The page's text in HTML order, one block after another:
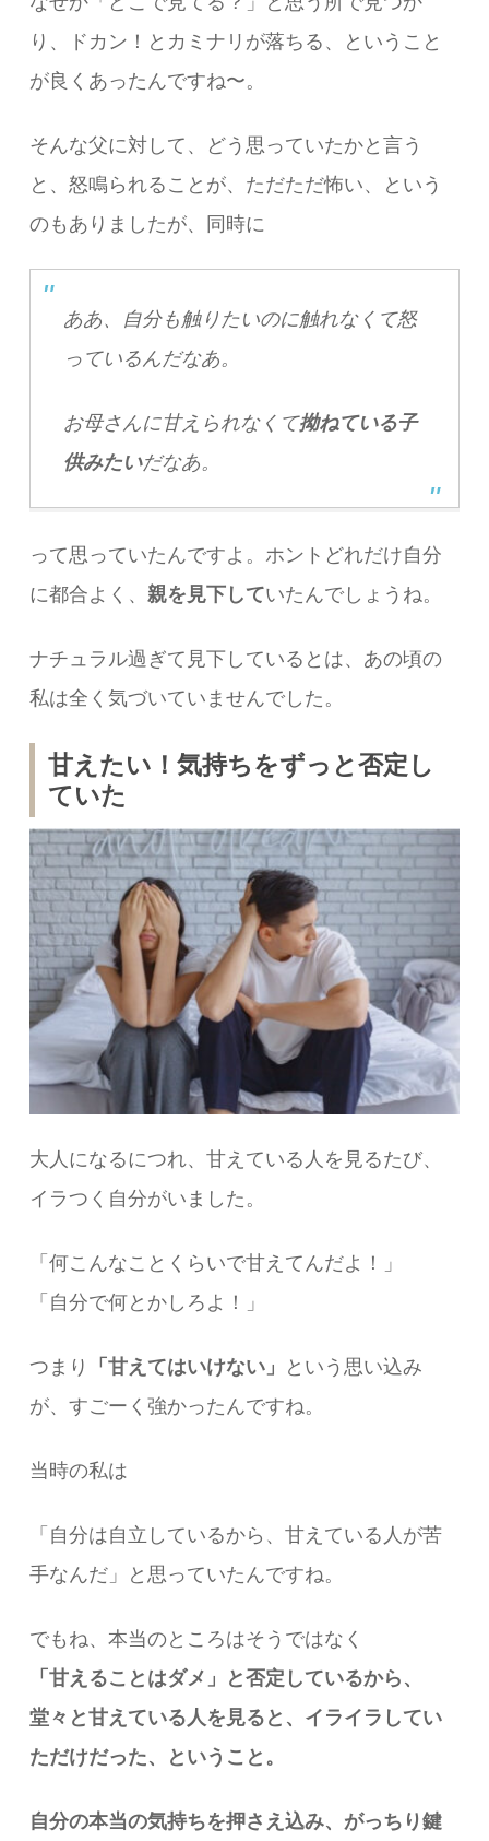
り、ドカン！とカミナリが落ちる、ということ
が良くあったんですね〜。
そんな父に対して、どう思っていたかと言う
と、怒鳴られることが、ただただ怖い、という
のもありましたが、同時に
ああ、自分も触りたいのに触れなくて怒
っているんだなあ。
お母さんに甘えられなくて拗ねている子
供みたいだなあ。
って思っていたんですよ。ホントどれだけ自分
に都合よく、親を見下していたんでしょうね。
ナチュラル過ぎて見下しているとは、あの頃の
私は全く気づいていませんでした。
甘えたい！気持ちをずっと否定し
ていた
大人になるにつれ、甘えている人を見るたび、
イラつく自分がいました。
「何こんなことくらいで甘えてんだよ！」
「自分で何とかしろよ！」
つまり 「甘えてはいけない」
という思い込み
が、すごーく強かったんですね。
当時の私は
「自分は自立しているから、甘えている人が苦
手なんだ」と思っていたんですね。
でもね、本当のところはそうではなく
「甘えることはダメ」と否定しているから、
堂々と甘えている人を見ると、イライラしてい
ただけだった、ということ。
自分の本当の気持ちを押さえ込み、がっちり鍵